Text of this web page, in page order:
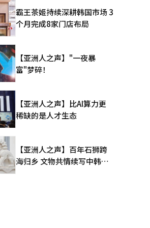
霸王茶姬持续深耕韩国市场 3
个月完成8家门店布局
【亚洲人之声】"一夜暴
富"梦碎！
【亚洲人之声】比AI算力更
稀缺的是人才生态
【亚洲人之声】百年石狮跨
海归乡 文物共情续写中韩人